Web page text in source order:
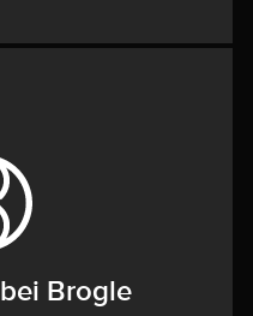
Brogle